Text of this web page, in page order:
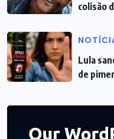
colisão
Lula
de